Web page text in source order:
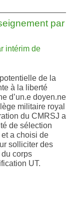
par
intérim de
de la
à la liberté
d’un.e doyen.ne
militaire royal
du CMRSJ a
de sélection
et a choisi de
solliciter des
corps
UT.